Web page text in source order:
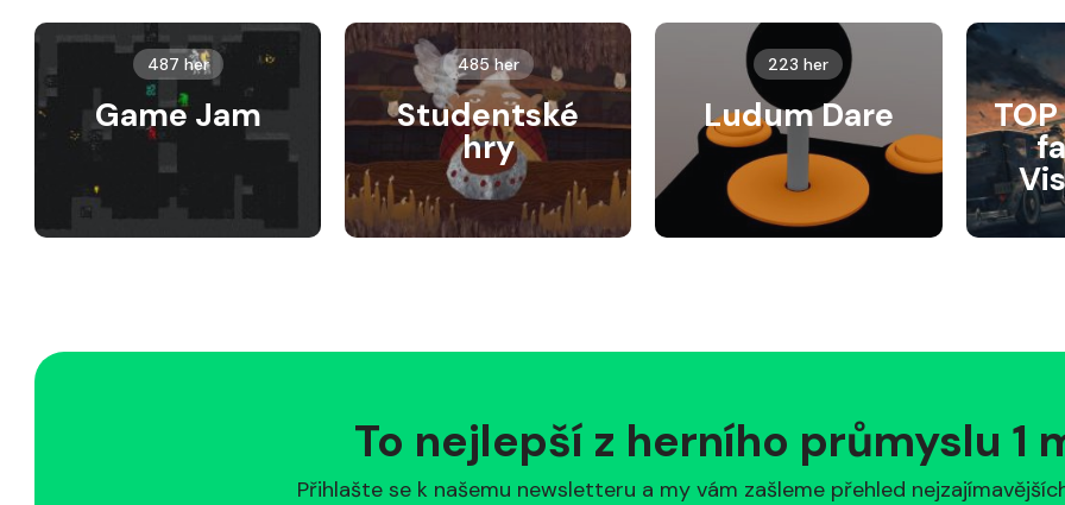
487 her
Game Jam
485 her
Studentské
hry
223 her
Ludum Dare
To nejlepší z herního průmyslu 1
Přihlašte se k našemu newsletteru a my vám zašleme přehled